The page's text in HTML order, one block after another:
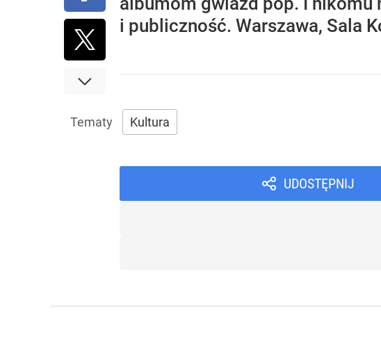
i publiczność. Warszawa, Sala
Kultura
UDOSTĘPNIJ